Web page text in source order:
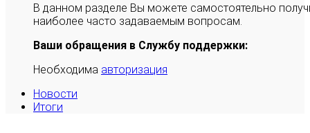
В данном разделе Вы можете самостоятельно
наиболее часто задаваемым вопросам.
Ваши обращения в Службу поддержки:
Необходима авторизация
Новости
Итоги